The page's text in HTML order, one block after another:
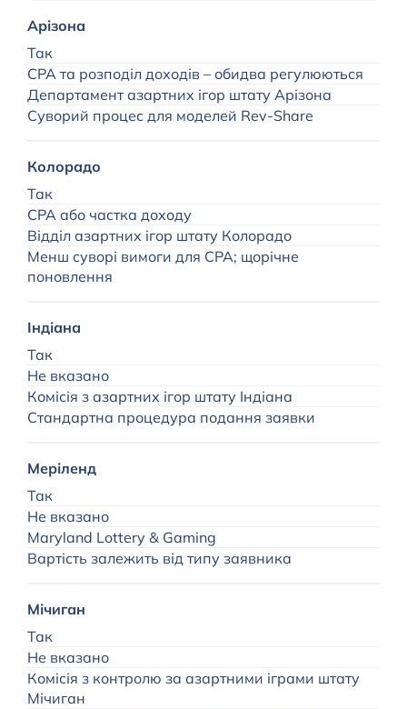
Арізона
Так
CPA та розподіл доходів – обидва регулюються
Департамент азартних ігор штату Арізона
Суворий процес для моделей Rev-Share
Колорадо
Так
CPA або частка доходу
Відділ азартних ігор штату Колорадо
Менш суворі вимоги для CPA; щорічне
поновлення
Індіана
Так
Не вказано
Комісія з азартних ігор штату Індіана
Стандартна процедура подання заявки
Меріленд
Так
Не вказано
Maryland Lottery & Gaming
Вартість залежить від типу заявника
Мічиган
Так
Не вказано
Комісія з контролю за азартними іграми штату
Мічиган